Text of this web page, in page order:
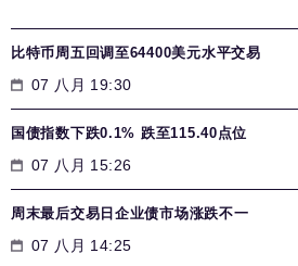
比特币周五回调至64400美元水平交易
07 八月 19:30
国债指数下跌0.1% 跌至115.40点位
07 八月 15:26
周末最后交易日企业债市场涨跌不一
07 八月 14:25